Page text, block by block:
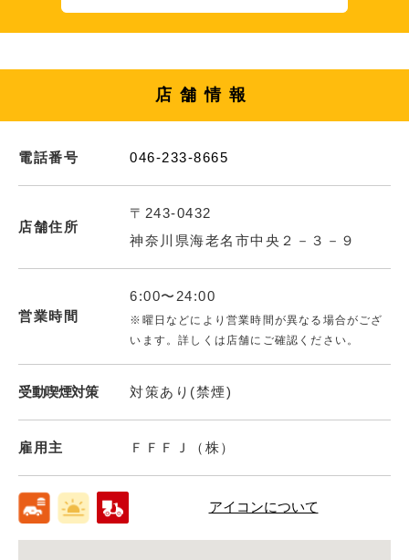
店舗情報
電話番号 046-233-8665
店舗住所
〒243-0432
神奈川県海老名市中央２－３－９
営業時間
6:00〜24:00
※曜日などにより営業時間が異なる場合がござ
います。詳しくは店舗にご確認ください。
受動喫煙対策 対策あり(禁煙)
雇用主 ＦＦＦＪ（株）
アイコンについて